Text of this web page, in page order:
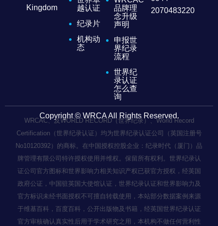
Kingdom
越认证
纪录片
机构动
态
品牌理
念升级
声明
申报世
界纪录
流程
世界纪
录认证
怎么查
询
2070483220
Copyright © WRCA All Rights Reserved.
WRCAC、及WORLD RECORD（世界纪录）、World Record
Certification（世界纪录认证）均为世界纪录认证公司（英国注册号
No10120392）的商标。在中国授权控股企业：纪录时代（厦门）品
牌管理有限公司特许授权使用并维权。保留所有权利。世界纪录认
证公司官方图标和世界影响力相关知识产权已获官方授权，经英国
政府公证，中国驻英国大使馆认证，世界纪录认证和世界影响力及
官方标识未经书面授权不可擅自转载使用，本站部分数据案例来源
于维基百科，百度百科，公开出版物及书籍，经英国世界纪录认证
官方审核确认真实性后用于学术研究之用，本机构不做任何营利性